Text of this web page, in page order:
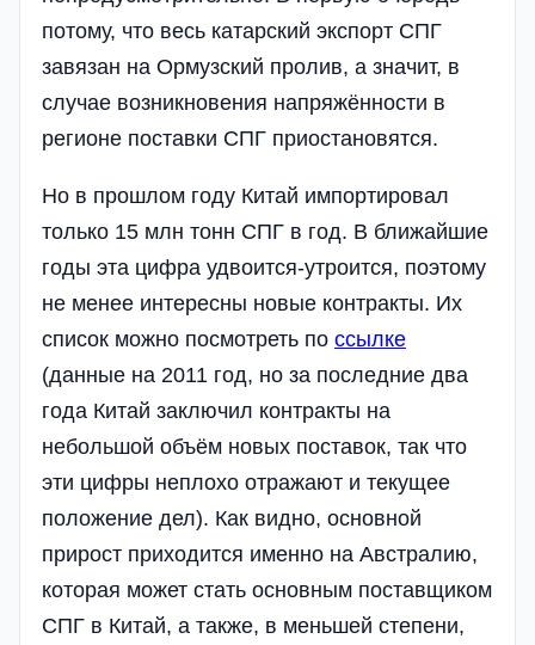
потому, что весь катарский экспорт СПГ
завязан на Ормузский пролив, а значит, в
случае возникновения напряжённости в
регионе поставки СПГ приостановятся.
Но в прошлом году Китай импортировал
только 15 млн тонн СПГ в год. В ближайшие
годы эта цифра удвоится-утроится, поэтому
не менее интересны новые контракты. Их
список можно посмотреть по ссылке
(данные на 2011 год, но за последние два
года Китай заключил контракты на
небольшой объём новых поставок, так что
эти цифры неплохо отражают и текущее
положение дел). Как видно, основной
прирост приходится именно на Австралию,
которая может стать основным поставщиком
СПГ в Китай, а также, в меньшей степени,